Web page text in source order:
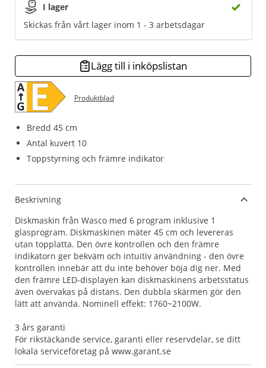
Produktblad
Bredd 45 cm
Antal kuvert 10
Toppstyrning och främre indikator
I lager
Skickas från vårt lager inom 1 - 3 arbetsdagar
Lägg till i inköpslistan
Beskrivning
Diskmaskin från Wasco med 6 program inklusive 1
glasprogram. Diskmaskinen mäter 45 cm och levereras
utan topplatta. Den övre kontrollen och den främre
indikatorn ger bekväm och intuitiv användning - den övre
kontrollen innebär att du inte behöver böja dig ner. Med
den främre LED-displayen kan diskmaskinens arbetsstatus
även övervakas på distans. Den dubbla skärmen gör den
lätt att använda. Nominell effekt: 1760~2100W.
3 års garanti
För rikstäckande service, garanti eller reservdelar, se ditt
lokala serviceföretag på www.garant.se